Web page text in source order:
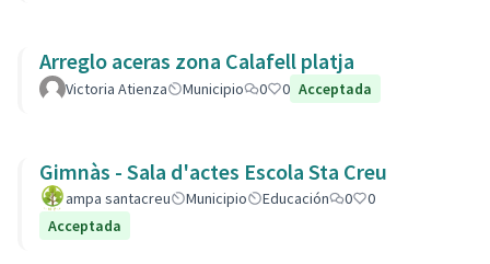
Arreglo aceras zona Calafell platja
Victoria Atienza Municipio 0 0 Acceptada
Gimnàs - Sala d'actes Escola Sta Creu
ampa santacreu Municipio Educación 0
0
Acceptada